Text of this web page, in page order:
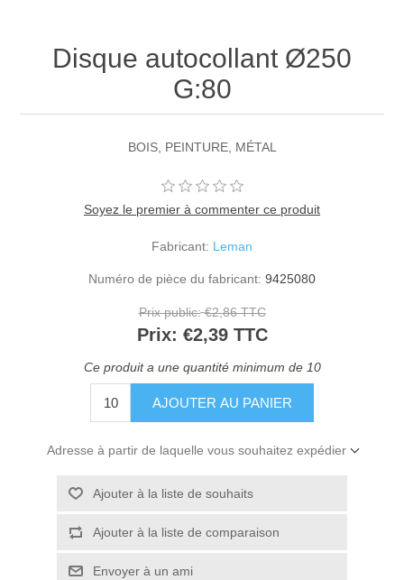
Disque autocollant Ø250
G:80
BOIS, PEINTURE, MÉTAL
Soyez le premier à commenter ce produit
Fabricant: Leman
Numéro de pièce du fabricant: 9425080
Prix public: €2,86 TTC
Prix: €2,39 TTC
Ce produit a une quantité minimum de 10
Adresse à partir de laquelle vous souhaitez expédier